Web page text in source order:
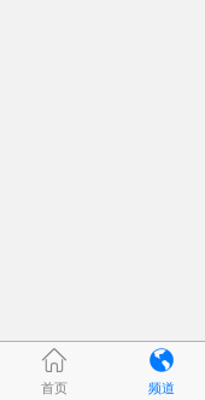
首页 频道